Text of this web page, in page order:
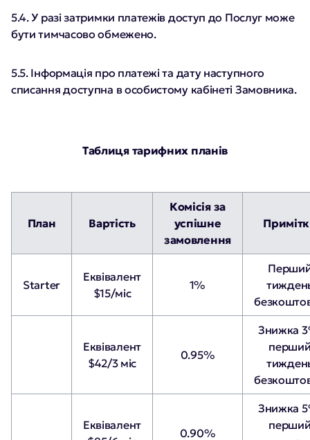
5.4. У разі затримки платежів доступ до Послуг може
бути тимчасово обмежено.
5.5. Інформація про платежі та дату наступного
списання доступна в особистому кабінеті Замовника.
Таблиця тарифних планів
План Вартість
Комісія за
успішне
замовлення
Starter
Еквівалент
$15/міс
1%
Еквівалент
$42/3 міс
0.95%
Знижка
Еквівалент
0.90%
Знижка